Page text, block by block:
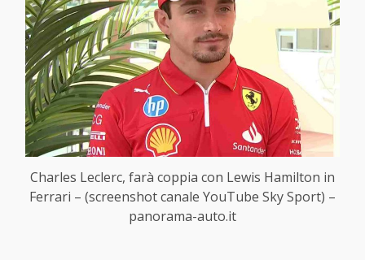
Charles Leclerc, farà coppia con Lewis Hamilton in
Ferrari – (screenshot canale YouTube Sky Sport) –
panorama-auto.it